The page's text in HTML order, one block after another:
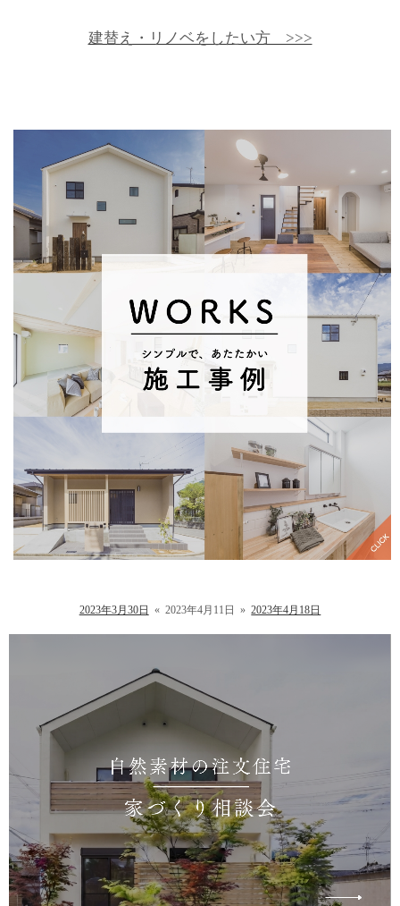
建替え・リノベをしたい方 >>>
2023年3月30日 « 2023年4月11日 » 2023年4月18日